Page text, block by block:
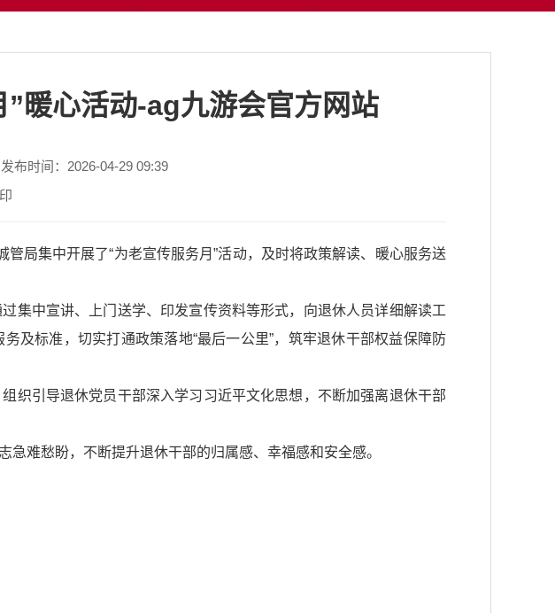
暖心活动-ag九游会官方网站
发布时间：2026-04-29 09:39
局集中开展了“为老宣传服务月”活动，及时将政策解读、暖心服务送
集中宣讲、上门送学、印发宣传资料等形式，向退休人员详细解读工
及标准，切实打通政策落地“最后一公里”，筑牢退休干部权益保障防
织引导退休党员干部深入学习习近平文化思想，不断加强离退休干部
难愁盼，不断提升退休干部的归属感、幸福感和安全感。